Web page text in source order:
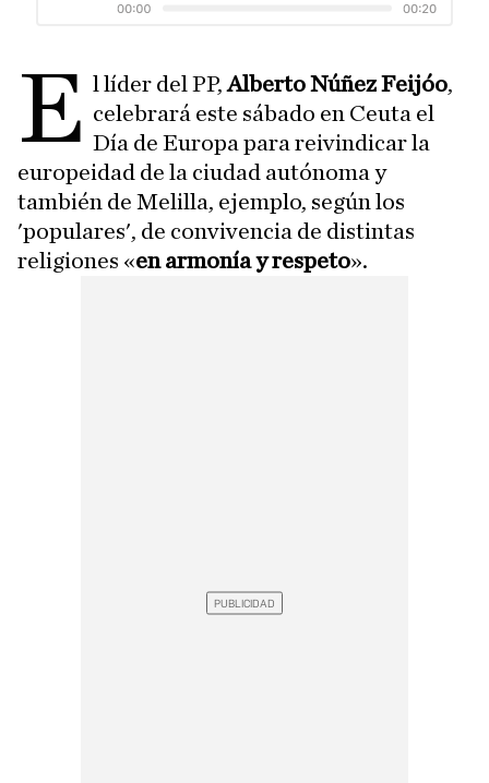
E l líder del PP,Alberto Núñez Feijóo,
celebrará este sábado en Ceuta el
Día de Europa para reivindicar la
europeidad de la ciudad autónoma y
también de Melilla, ejemplo, según los
'populares', de convivencia de distintas
religiones «en armonía y respeto».